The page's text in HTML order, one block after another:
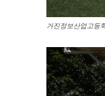
거진정보산업고등